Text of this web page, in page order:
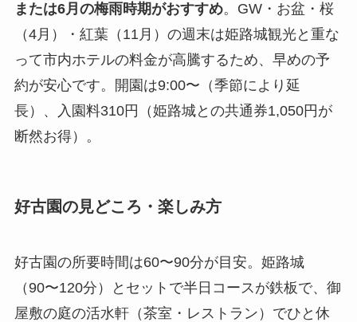
または6月の梅雨時期がおすすめ。GW・お盆・桜
（4月）・紅葉（11月）の週末は姫路城観光と重な
って市内ホテルの料金が高騰するため、早めの予
約が安心です。開園は9:00〜（季節により延
長）、入園料310円（姫路城との共通券1,050円が
断然お得）。
好古園の見どころ・楽しみ方
好古園の所要時間は60〜90分が目安。姫路城
（90〜120分）とセットで半日コースが鉄板で、御
屋敷の庭の活水軒（茶室・レストラン）でひと休